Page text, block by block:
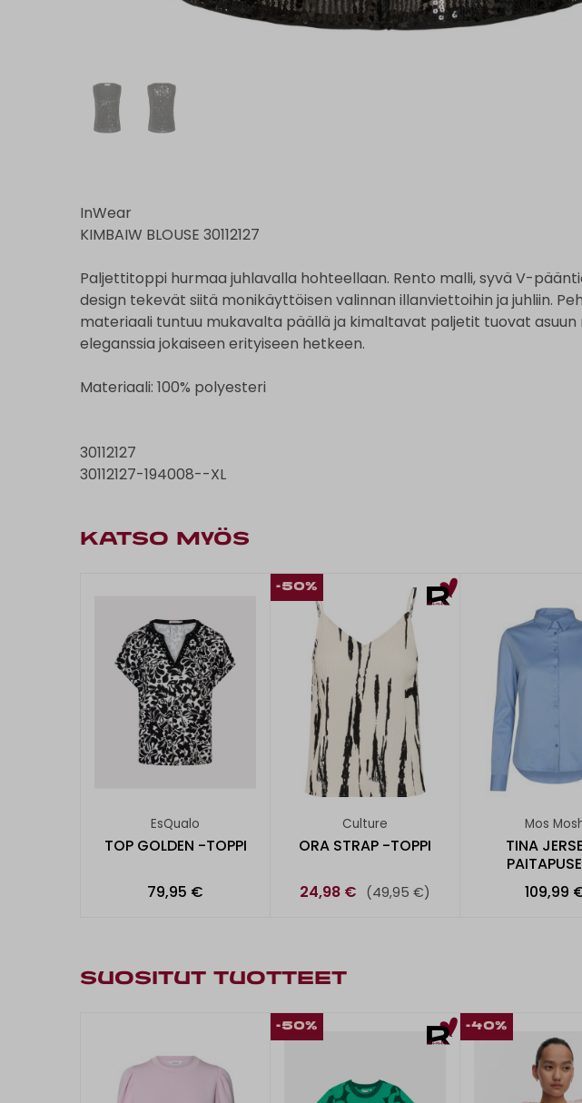
InWear
KIMBAIW BLOUSE 30112127
Paljettitoppi hurmaa juhlavalla hohteellaan. Rento malli, syvä V-
design tekevät siitä monikäyttöisen valinnan illanviettoihin ja juhliin.
materiaali tuntuu mukavalta päällä ja kimaltavat paljetit tuovat
eleganssia jokaiseen erityiseen hetkeen.
Materiaali: 100% polyesteri
30112127
30112127-194008--XL
KATSO MYÖS
EsQualo
TOP GOLDEN -TOPPI
79,95 €
-50%
Culture
ORA STRAP -TOPPI
24,98 € (49,95 €)
Mos
TINA
109,99
SUOSITUT TUOTTEET
-50% -40%